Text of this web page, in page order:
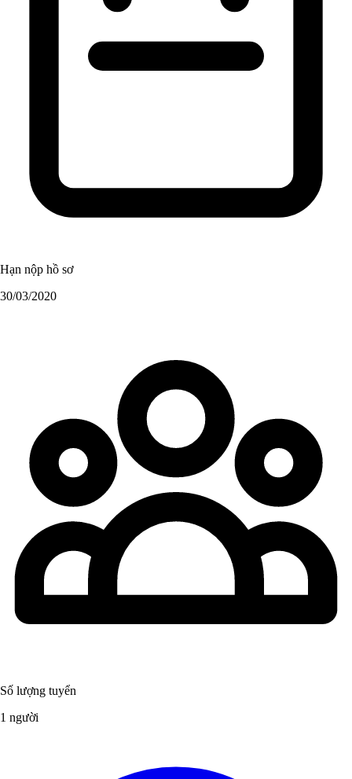
Hạn nộp hồ sơ
30/03/2020
Số lượng tuyển
1 người